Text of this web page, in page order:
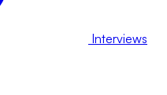
Interviews